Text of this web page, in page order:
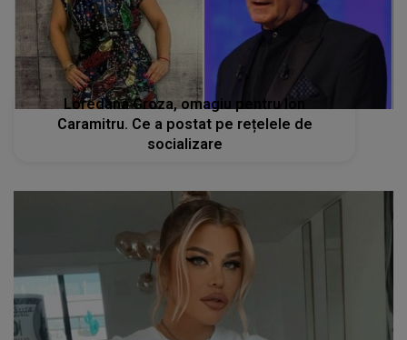
Loredana Groza, omagiu pentru Ion
Caramitru. Ce a postat pe rețelele de
socializare